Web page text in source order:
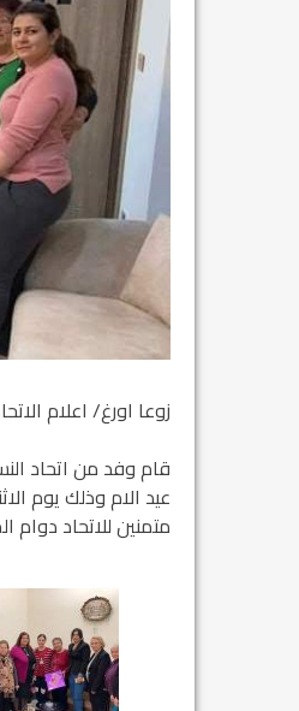
زوعا اورغ/ اعلام
قام وفد من اتحاد
متمنين للاتحاد دوام